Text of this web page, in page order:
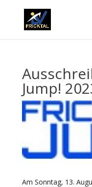
Jump!
Am Sonntag, 13.